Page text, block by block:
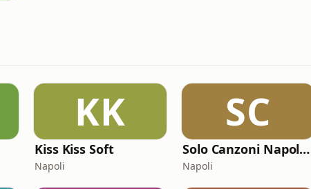
KK
Kiss Kiss Soft
Napoli
SC
Solo Canzoni Napoletane
Napoli